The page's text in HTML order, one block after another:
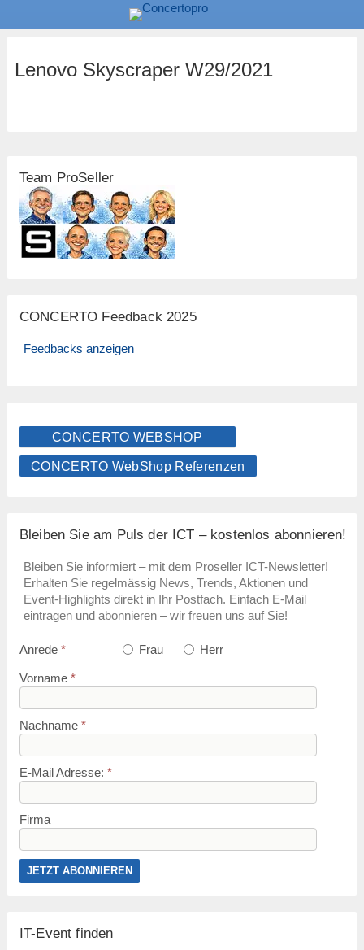
Lenovo Skyscraper W29/2021
Team ProSeller
CONCERTO Feedback 2025
Feedbacks anzeigen
CONCERTO WEBSHOP
CONCERTO WebShop Referenzen
Bleiben Sie am Puls der ICT – kostenlos abonnieren!
Bleiben Sie informiert – mit dem Proseller ICT-Newsletter!
Erhalten Sie regelmässig News, Trends, Aktionen und
Event-Highlights direkt in Ihr Postfach. Einfach E-Mail
eintragen und abonnieren – wir freuen uns auf Sie!
Anrede * Frau Herr
Vorname *
Nachname *
E-Mail Adresse: *
Firma
IT-Event finden